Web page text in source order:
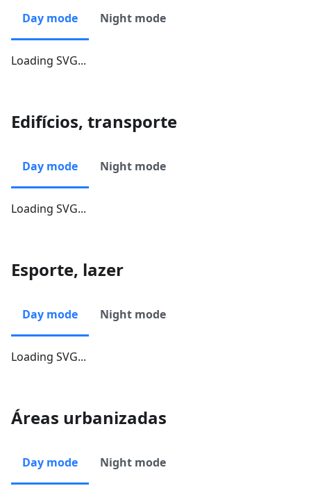
Day mode Night mode
Loading SVG...
Edifícios, transporte
Day mode Night mode
Loading SVG...
Esporte, lazer
Day mode Night mode
Loading SVG...
Áreas urbanizadas
Day mode Night mode